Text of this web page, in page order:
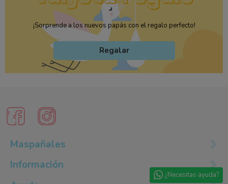
¡Sorprende a los nuevos papás con el regalo perfecto!
Regalar
Maspañales
Información
¿Necesitas ayuda?